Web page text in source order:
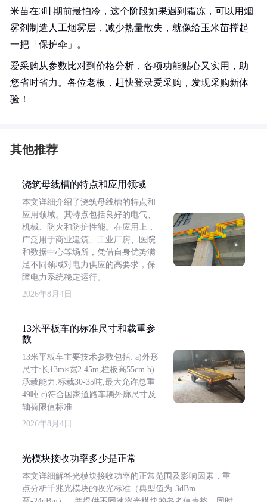
米苗在3叶期前最怕冷，这个阶段如果遇到霜冻，可以用烟
雾剂制造人工烟雾层，减少热量散失，就像给玉米苗撑起
一把「保护伞」。
爱采购从参数比对到价格分析，各项功能贴心又实用，助
您省时省力。各位老板，赶快登录爱采购，发现采购新体
验！
其他推荐
浇筑母线槽的特点和应用领域
本文详细介绍了浇筑母线槽的特点和
应用领域。其特点包括良好的电气、
机械、防火和防护性能。在应用上，
广泛用于商业建筑、工业厂房、医院
和数据中心等场所，凭借自身优势满
足不同领域对电力供应的高要求，保
障电力系统稳定运行。
2026年8月4日
13米平板车的标准尺寸和载重参
数
13米平板车主要技术参数包括: a)外形
尺寸:长13m×宽2.45m,栏板高55cm b)
承载能力:标载30-35吨,最大允许总重
49吨 c)符合国家道路车辆外廓尺寸及
轴荷限值标准
2026年8月4日
光模块接收功率多少是正常
本文详细解答光模块接收功率的正常范围及影响因素，重
点分析千兆光模块的收光标准（典型值为-3dBm